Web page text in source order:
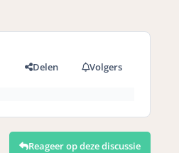
Delen Volgers
Reageer op deze discussie